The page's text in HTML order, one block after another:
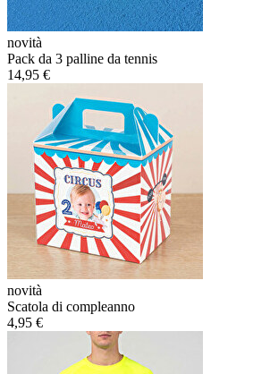
novità
Pack da 3 palline da tennis
14,95 €
novità
Scatola di compleanno
4,95 €